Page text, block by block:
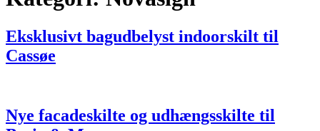
Eksklusivt bagudbelyst indoorskilt til
Cassøe
Nye facadeskilte og udhængsskilte til